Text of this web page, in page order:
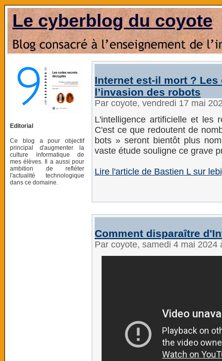
Le cyberblog du coyote
Editorial
Ce blog a pour objectif
principal d'augmenter la
culture informatique de
mes élèves. Il a aussi pour
ambition de refléter
l'actualité technologique
dans ce domaine.
Internet est-il mort ?
l’invasion des robots
Par coyote, vendredi 17 mai
L'intelligence artificielle et les
C'est ce que redoutent de
bots » seront bientôt plus
vaste étude souligne ce grave
Lire l'article de Bastien L sur
Comment disparaître
Par coyote, samedi 4 mai 2024